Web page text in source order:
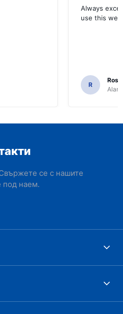
Always
use this
R
се с нашите
под наем.